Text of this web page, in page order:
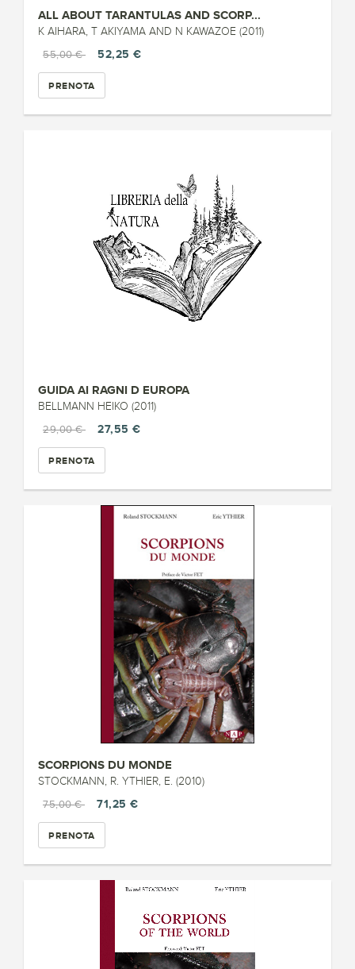
ALL ABOUT TARANTULAS AND SCORP...
K AIHARA, T AKIYAMA AND N KAWAZOE (2011)
55,00 €
52,25 €
PRENOTA
GUIDA AI RAGNI D EUROPA
BELLMANN HEIKO (2011)
29,00 €
27,55 €
PRENOTA
SCORPIONS DU MONDE
STOCKMANN, R. YTHIER, E. (2010)
75,00 €
71,25 €
PRENOTA